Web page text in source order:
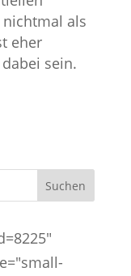
als
eher
sein.